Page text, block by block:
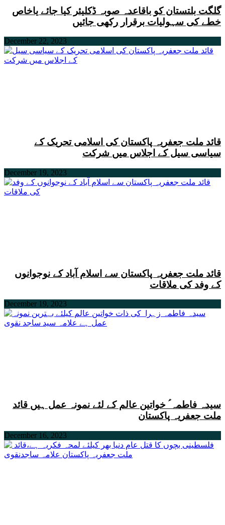
گلگت بلتستان کو باقاعدہ صوبہ ڈکلیئر کیا جائے یاخاص
خطے کی سہولیات برقرار رکھی جائیں
December 22, 2023
قائد ملت جعفریہ پاکستان کی اسلامی تحریک کے
سیاسی سیل کے اجلاس میں شرکت
December 19, 2023
قائد ملت جعفریہ پاکستان سے اسلام آباد کے نوجوانوں
کے وفد کی ملاقات
December 19, 2023
سیدہ فاطمہ ؑ خواتین عالم کے لئے نمونہ عمل ہیں قائد
ملت جعفریہ پاکستان
December 16, 2023